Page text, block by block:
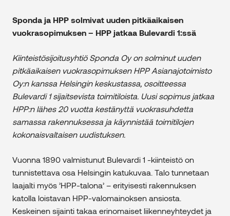
Sponda ja HPP solmivat uuden pitkäaikaisen
vuokrasopimuksen – HPP jatkaa Bulevardi 1:ssä
Kiinteistösijoitusyhtiö Sponda Oy on solminut uuden
pitkäaikaisen vuokrasopimuksen HPP Asianajotoimisto
Oy:n kanssa Helsingin keskustassa, osoitteessa
Bulevardi 1 sijaitsevista toimitiloista. Uusi sopimus jatkaa
HPP:n lähes 20 vuotta kestänyttä vuokrasuhdetta
samassa rakennuksessa ja käynnistää toimitilojen
kokonaisvaltaisen uudistuksen.
Vuonna 1890 valmistunut Bulevardi 1 -kiinteistö on
tunnistettava osa Helsingin katukuvaa. Talo tunnetaan
laajalti myös ’HPP-talona’ – erityisesti rakennuksen
katolla loistavan HPP-valomainoksen ansiosta.
Keskeinen sijainti takaa erinomaiset liikenneyhteydet ja